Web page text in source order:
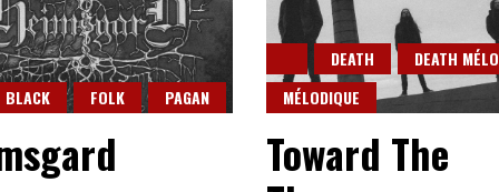
BLACK FOLK PAGAN
DEATH
DEATH
MÉLODIQUE
Toward The